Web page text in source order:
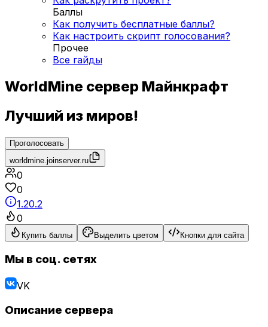
Баллы
Как получить бесплатные баллы?
Как настроить скрипт голосования?
Прочее
Все гайды
WorldMine сервер Майнкрафт
Лучший из миров!
Проголосовать
worldmine.joinserver.ru
0
0
1.20.2
0
Купить баллы Выделить цветом Кнопки для сайта
Мы в соц. сетях
VK
Описание сервера